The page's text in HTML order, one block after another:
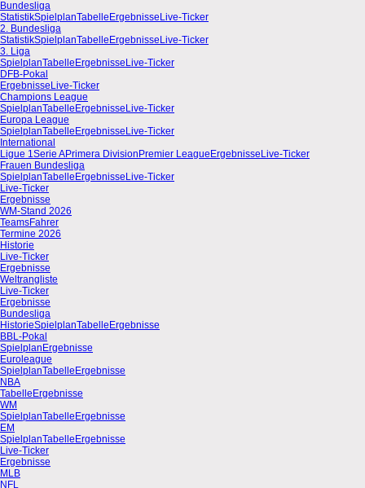
Bundesliga
StatistikSpielplanTabelle Ergebnisse Live-Ticker
2. Bundesliga
StatistikSpielplanTabelle Ergebnisse Live-Ticker
3. Liga
SpielplanTabelle Ergebnisse Live-Ticker
DFB-Pokal
Ergebnisse Live-Ticker
Champions League
SpielplanTabelle Ergebnisse Live-Ticker
Europa League
SpielplanTabelle Ergebnisse Live-Ticker
International
Ligue 1Serie APrimera Division Premier League Ergebnisse Live-Ticker
Frauen Bundesliga
SpielplanTabelle Ergebnisse Live-Ticker
Live-Ticker
Ergebnisse
WM-Stand 2026
TeamsFahrer
Termine 2026
Historie
Live-Ticker
Ergebnisse
Weltrangliste
Live-Ticker
Ergebnisse
Bundesliga
HistorieSpielplanTabelle Ergebnisse
BBL-Pokal
Spielplan Ergebnisse
Euroleague
SpielplanTabelle Ergebnisse
NBA
Tabelle Ergebnisse
WM
SpielplanTabelle Ergebnisse
EM
SpielplanTabelle Ergebnisse
Live-Ticker
Ergebnisse
MLB
NFL